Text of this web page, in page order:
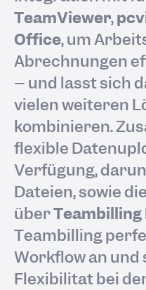
TeamViewer,
Office, um
Abrechnungen
– und lässt sich
vielen weiteren
kombinieren.
flexible
Verfügung,
Dateien, sowie
überTeambilling
Teambilling
Workflow an
Flexibilität bei